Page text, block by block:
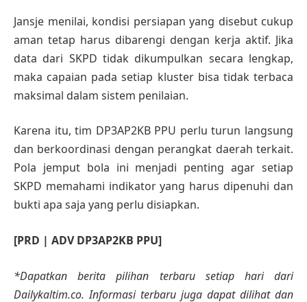
Jansje menilai, kondisi persiapan yang disebut cukup
aman tetap harus dibarengi dengan kerja aktif. Jika
data dari SKPD tidak dikumpulkan secara lengkap,
maka capaian pada setiap kluster bisa tidak terbaca
maksimal dalam sistem penilaian.
Karena itu, tim DP3AP2KB PPU perlu turun langsung
dan berkoordinasi dengan perangkat daerah terkait.
Pola jemput bola ini menjadi penting agar setiap
SKPD memahami indikator yang harus dipenuhi dan
bukti apa saja yang perlu disiapkan.
[PRD | ADV DP3AP2KB PPU]
*Dapatkan berita pilihan terbaru setiap hari dari
Dailykaltim.co. Informasi terbaru juga dapat dilihat dan